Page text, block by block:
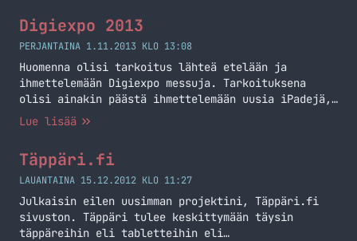
Digiexpo 2013
PERJANTAINA 1.11.2013 KLO 13:08
Huomenna olisi tarkoitus lähteä etelään ja
ihmettelemään Digiexpo messuja. Tarkoituksena
olisi ainakin päästä ihmettelemään uusia iPadejä,
Playstation 4 pelikonsolia sekä Xbox One konsolia.
sillä jos viime vuosi toistuu niin väkeä tulee
olemaan ja yksin siellä ei tarvitse olla. Alla
onkin Twitter -widgetti,… Jatka lukemista Digiexpo
2013
Lue lisää
Täppäri.fi
LAUANTAINA 15.12.2012 KLO 11:27
Julkaisin eilen uusimman projektini, Täppäri.fi
sivuston. Täppäri tulee keskittymään täysin
täppäreihin eli tabletteihin eli